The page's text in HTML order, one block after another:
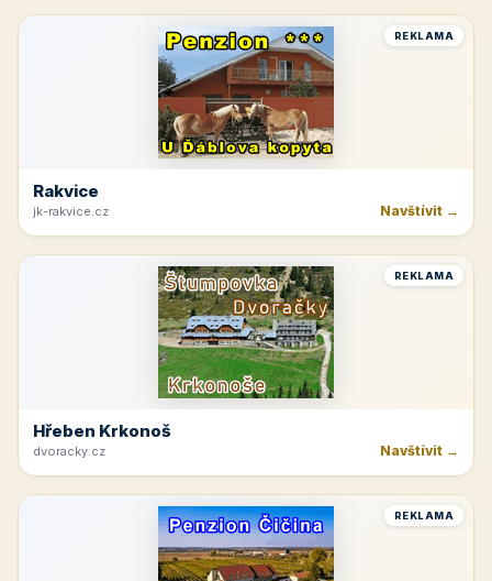
REKLAMA
Rakvice
jk-rakvice.cz Navštívit →
REKLAMA
Hřeben Krkonoš
dvoracky.cz Navštívit →
REKLAMA